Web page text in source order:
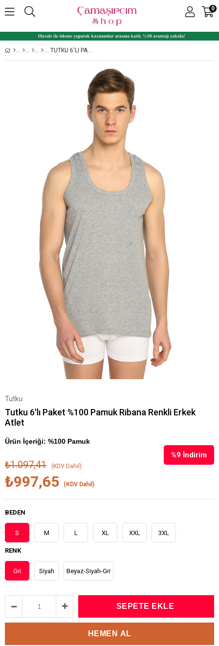
0
TUTKU 6'LI PAKET %100 PAMUK RIBANA RENKLI ERKEK ATLET
Tutku
Tutku 6'lı Paket %100 Pamuk Ribana Renkli Erkek
Atlet
Ürün İçeriği: %100 Pamuk
%9 İndirim
₺1.097,41 (KDV Dahil)
₺997,65 (KDV Dahil)
BEDEN
S M L XL XXL 3XL
RENK
Gri Siyah Beyaz-Siyah-Gri